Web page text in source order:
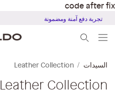
code after fix
تجربة دفع آمنة ومضمونة
السيدات Leather Collection
Leather Collection